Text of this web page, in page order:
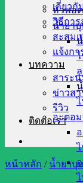
หัวพอต
น้ำยา
อะตอ
เกี่ยวกั
วิธีกา
สะสม
แจ้งกา
บทความ
สาระน่
ข่าวสา
รีวิว
ติดต่อเรา
หน้าหลัก / น้ำยาบุ